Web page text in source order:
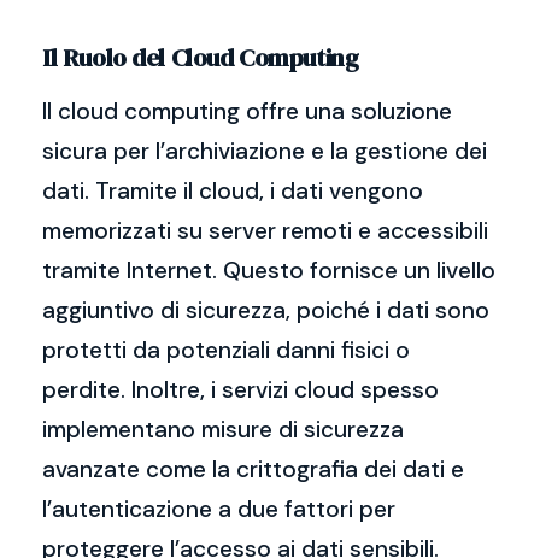
Il Ruolo del Cloud Computing
Il cloud computing offre una soluzione
sicura per l’archiviazione e la gestione dei
dati. Tramite il cloud, i dati vengono
memorizzati su server remoti e accessibili
tramite Internet. Questo fornisce un livello
aggiuntivo di sicurezza, poiché i dati sono
protetti da potenziali danni fisici o
perdite. Inoltre, i servizi cloud spesso
implementano misure di sicurezza
avanzate come la crittografia dei dati e
l’autenticazione a due fattori per
proteggere l’accesso ai dati sensibili.